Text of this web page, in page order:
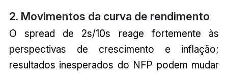
2. Movimentos da curva de rendimento
O spread de 2s/10s reage fortemente às
perspectivas de crescimento e inflação;
resultados inesperados do NFP podem mudar